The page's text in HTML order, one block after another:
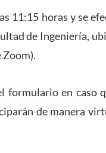
11:15 horas y se
de Ingeniería,
formulario en caso
de manera